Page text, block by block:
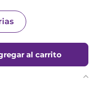
al carrito